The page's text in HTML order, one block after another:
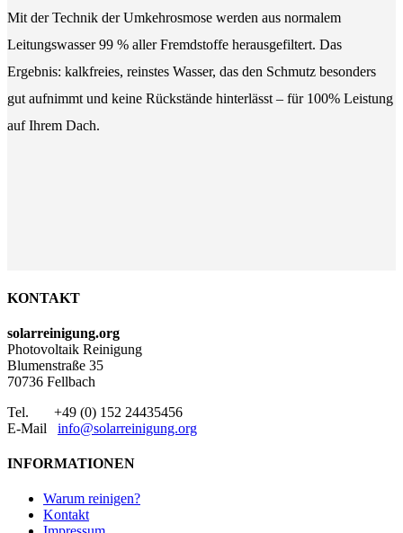
Mit der Technik der Umkehrosmose werden aus normalem
Leitungswasser 99 % aller Fremdstoffe herausgefiltert. Das
Ergebnis: kalkfreies, reinstes Wasser, das den Schmutz besonders
gut aufnimmt und keine Rückstände hinterlässt – für 100% Leistung
auf Ihrem Dach.
KONTAKT
solarreinigung.org
Photovoltaik Reinigung
Blumenstraße 35
70736 Fellbach
Tel. +49 (0) 152 24435456
E-Mail info@solarreinigung.org
INFORMATIONEN
Warum reinigen?
Kontakt